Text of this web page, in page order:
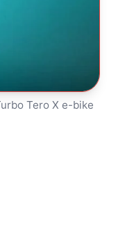
Tero X e-bike